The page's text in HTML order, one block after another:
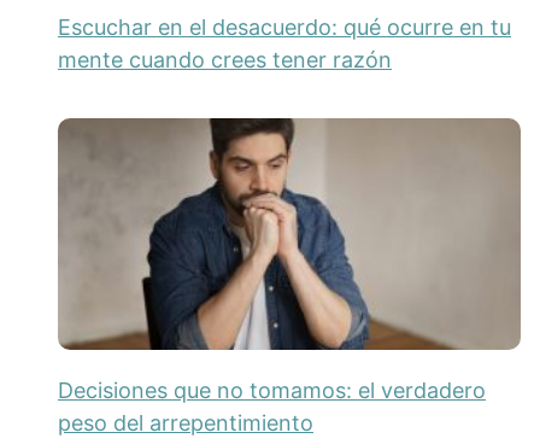
Escuchar en el desacuerdo: qué ocurre en tu
mente cuando crees tener razón
Decisiones que no tomamos: el verdadero
peso del arrepentimiento